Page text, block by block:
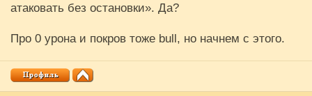
атаковать без остановки». Да?
Про 0 урона и покров тоже bull, но начнем с этого.